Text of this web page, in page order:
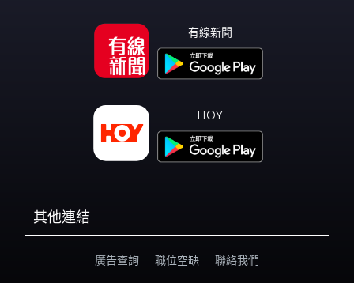
有線新聞
HOY
其他連結
廣告查詢 職位空缺 聯絡我們